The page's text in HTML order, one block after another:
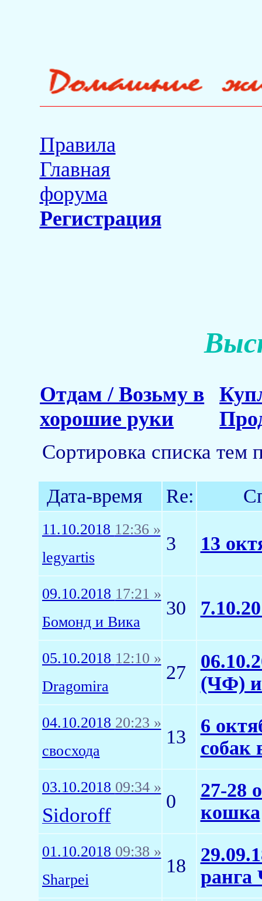
Правила
Главная
форума
Регистрация
Отдам / Возьму в
хорошие руки
Сортировка списка тем
Дата-время Re:
11.10.2018 12:36 »
legyartis
3 13
09.10.2018 17:21 »
Бомонд и Вика
30
05.10.2018 12:10 »
Dragomira
27
(ЧФ)
04.10.2018 20:23 »
свосхода
13
6
03.10.2018 09:34 »
Sidoroff
0
27-28
кошка
01.10.2018 09:38 »
Sharpei
18